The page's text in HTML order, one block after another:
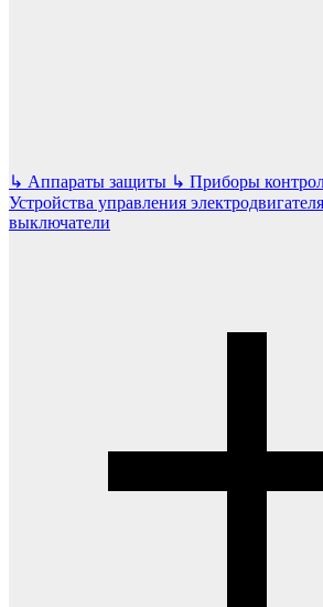
↳ Аппараты защиты ↳ Приборы
Устройства управления
выключатели